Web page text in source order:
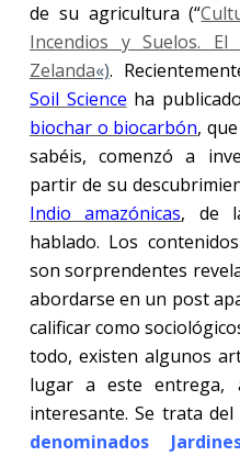
de su agricultura (“
Incendios y Suelos.
Zelanda«).
Soil Science ha
biochar o biocarbón,
sabéis, comenzó a
partir de su
Indio amazónicas, de
hablado. Los
son sorprendentes
abordarse en un post
calificar como
todo, existen algunos
lugar a este entrega,
interesante. Se trata del
denominados